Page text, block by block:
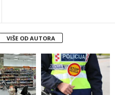
VIŠE OD AUTORA